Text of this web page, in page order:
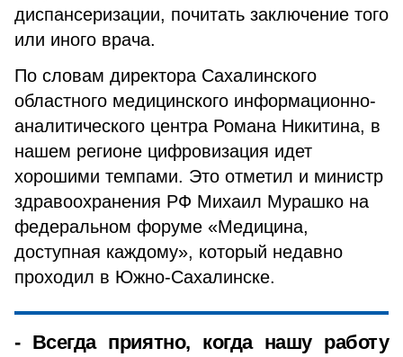
диспансеризации, почитать заключение того
или иного врача.
По словам директора Сахалинского
областного медицинского информационно-
аналитического центра Романа Никитина, в
нашем регионе цифровизация идет
хорошими темпами. Это отметил и министр
здравоохранения РФ Михаил Мурашко на
федеральном форуме «Медицина,
доступная каждому», который недавно
проходил в Южно-Сахалинске.
- Всегда приятно, когда нашу работу